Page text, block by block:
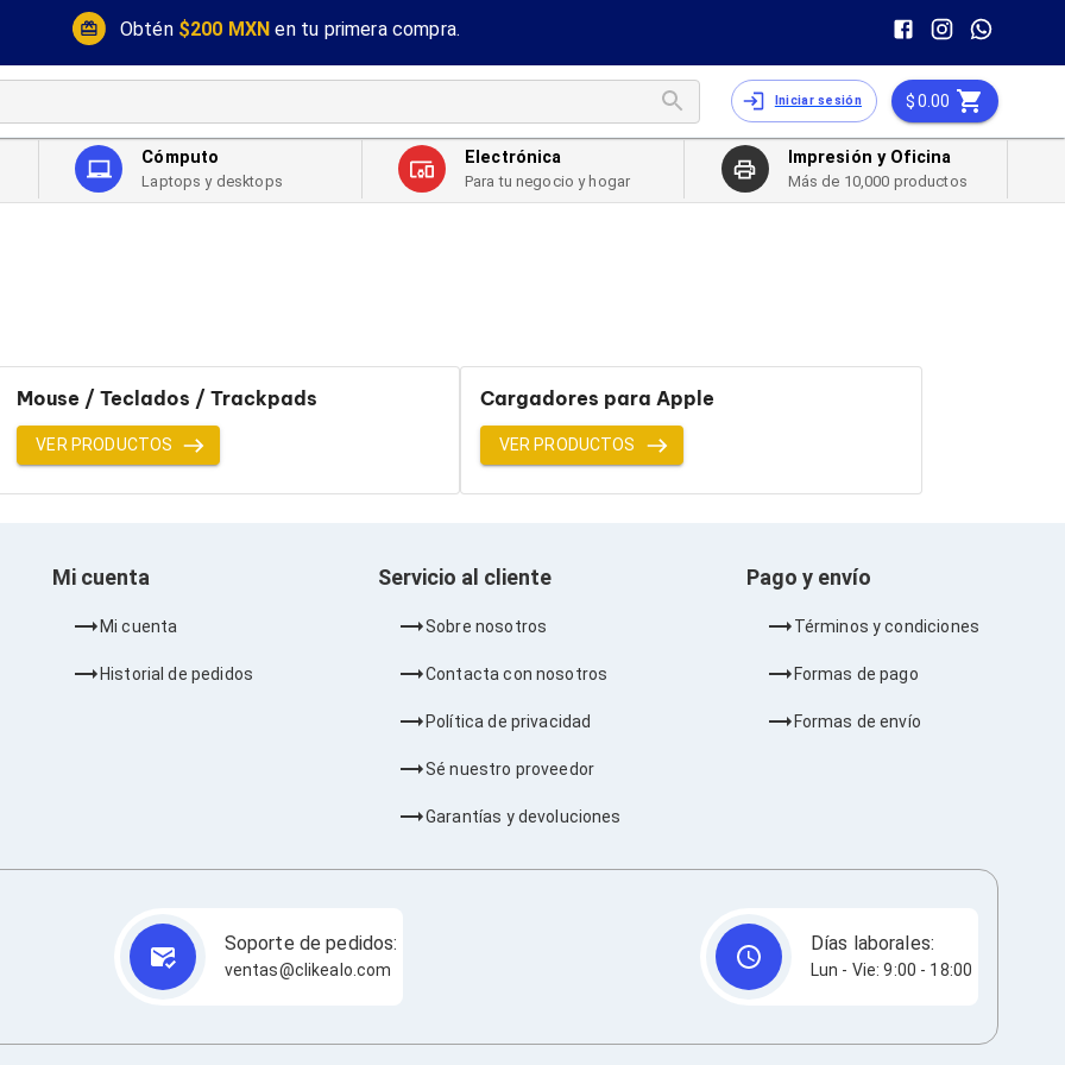
Obtén $200 MXN en tu primera compra.
Iniciar sesión 0.00
Cómputo
Laptops y desktops
Electrónica
Para tu negocio y hogar
Impresión y Oficina
Más de 10,000 productos
Mouse / Teclados / Trackpads
VER PRODUCTOS
Cargadores para Apple
VER PRODUCTOS
Mi cuenta
Mi cuenta
Historial de pedidos
Servicio al cliente
Sobre nosotros
Contacta con nosotros
Política de privacidad
Sé nuestro proveedor
Garantías y devoluciones
Pago y envío
Términos y condiciones
Formas de pago
Formas de envío
Soporte de pedidos:
ventas@clikealo.com
Días laborales:
Lun - Vie: 9:00 - 18:00